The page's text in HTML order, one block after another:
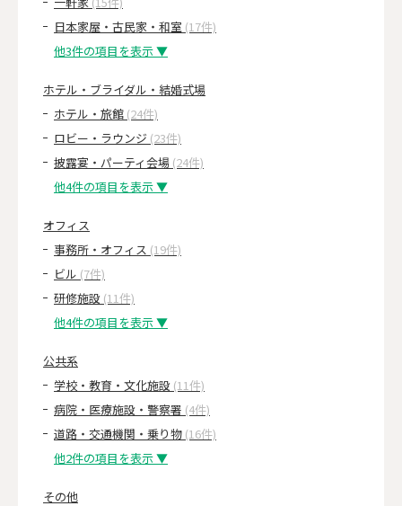
日本家屋・古民家・和室 (17件)
他3件の項目を表示 ▼
ホテル・ブライダル・結婚式場
ホテル・旅館 (24件)
ロビー・ラウンジ (23件)
披露宴・パーティ会場 (24件)
他4件の項目を表示 ▼
オフィス
事務所・オフィス (19件)
ビル (7件)
研修施設 (11件)
他4件の項目を表示 ▼
公共系
学校・教育・文化施設 (11件)
病院・医療施設・警察署 (4件)
道路・交通機関・乗り物 (16件)
他2件の項目を表示 ▼
その他